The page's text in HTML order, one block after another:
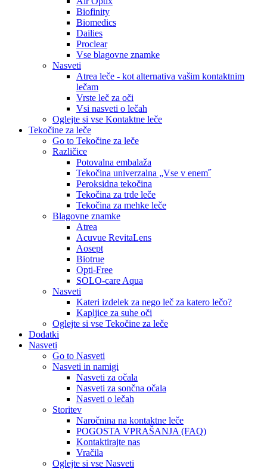
Biofinity
Biomedics
Dailies
Proclear
Vse blagovne znamke
Nasveti
Atrea leče - kot alternativa vašim kontaktnim
lečam
Vrste leč za oči
Vsi nasveti o lečah
Oglejte si vse Kontaktne leče
Tekočine za leče
Go to Tekočine za leče
Različice
Potovalna embalaža
Tekočina univerzalna „Vse v enem˝
Peroksidna tekočina
Tekočina za trde leče
Tekočina za mehke leče
Blagovne znamke
Atrea
Acuvue RevitaLens
Aosept
Biotrue
Opti-Free
SOLO-care Aqua
Nasveti
Kateri izdelek za nego leč za katero lečo?
Kapljice za suhe oči
Oglejte si vse Tekočine za leče
Dodatki
Nasveti
Go to Nasveti
Nasveti in namigi
Nasveti za očala
Nasveti za sončna očala
Nasveti o lečah
Storitev
Naročnina na kontaktne leče
POGOSTA VPRAŠANJA (FAQ)
Kontaktirajte nas
Vračila
Oglejte si vse Nasveti